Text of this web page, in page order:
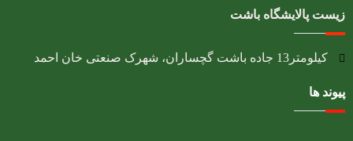
زیست پالایشگاه باشت
کیلومتر13 جاده باشت گچساران، شهرک صنعتی خان احمد
پیوند ها